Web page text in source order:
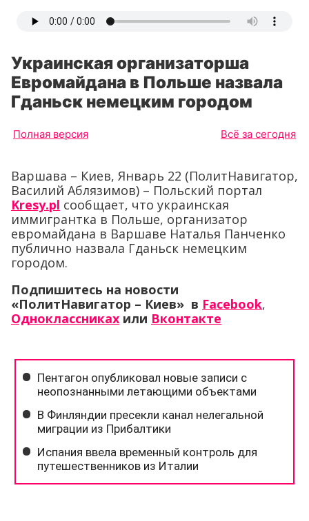
Украинская организаторша
Евромайдана в Польше назвала
Гданьск немецким городом
Полная версия Всё за сегодня
Варшава – Киев, Январь 22 (ПолитНавигатор,
Василий Аблязимов) – Польский портал
Kresy.pl сообщает, что украинская
иммигрантка в Польше, организатор
евромайдана в Варшаве Наталья Панченко
публично назвала Гданьск немецким
городом.
Подпишитесь на новости
«ПолитНавигатор – Киев» в Facebook,
Одноклассниках или Вконтакте